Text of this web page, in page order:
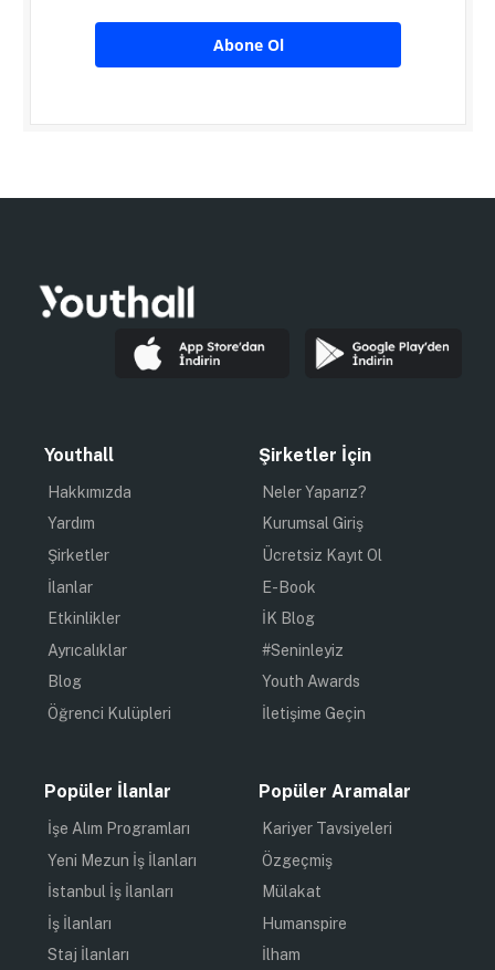
Abone Ol
Youthall
Hakkımızda
Yardım
Şirketler
İlanlar
Etkinlikler
Ayrıcalıklar
Blog
Öğrenci Kulüpleri
Şirketler İçin
Neler Yaparız?
Kurumsal Giriş
Ücretsiz Kayıt Ol
E-Book
İK Blog
#Seninleyiz
Youth Awards
İletişime Geçin
Popüler İlanlar
İşe Alım Programları
Yeni Mezun İş İlanları
İstanbul İş İlanları
İş İlanları
Staj İlanları
Popüler Aramalar
Kariyer Tavsiyeleri
Özgeçmiş
Mülakat
Humanspire
İlham